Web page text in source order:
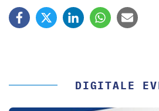
DIGITALE